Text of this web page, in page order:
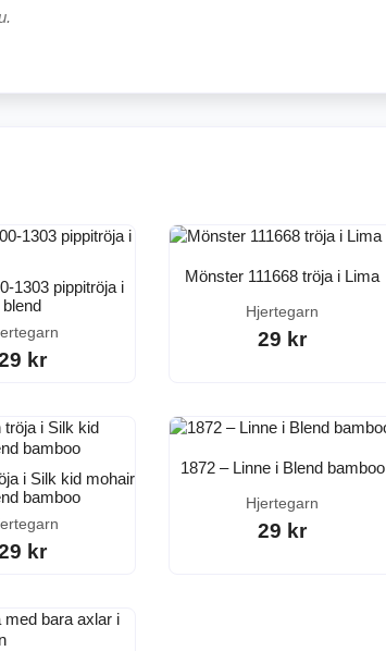
1303 pippitröja i
blend
kr
Mönster 111668 tröja i Lima
Hjertegarn
29 kr
i Silk kid mohair
bamboo
kr
1872 – Linne i Blend bamboo
Hjertegarn
29 kr